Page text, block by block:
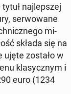
naj­lep­szej
ser­wo­wa­ne
mi­
składa się na
ujęte zostało w
kla­sycz­nym i
euro (1234